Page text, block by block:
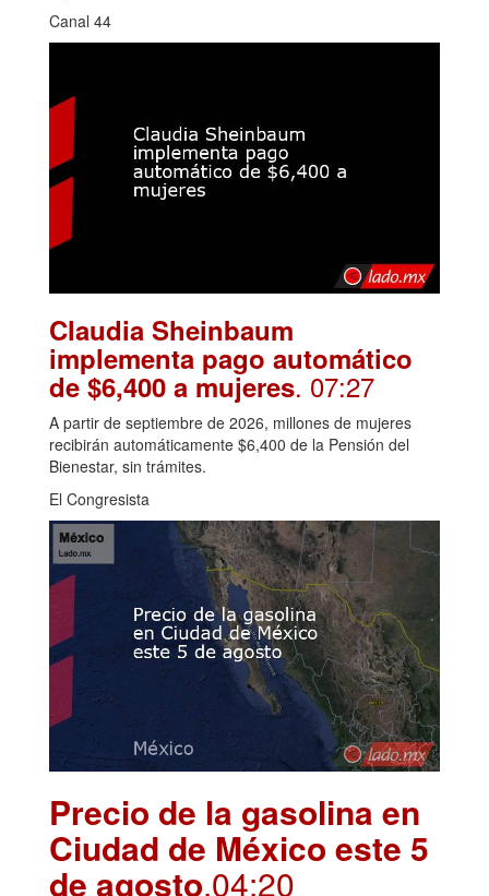
Canal 44
Claudia Sheinbaum
implementa pago automático
de $6,400 a mujeres. 07:27
A partir de septiembre de 2026, millones de mujeres
recibirán automáticamente $6,400 de la Pensión del
Bienestar, sin trámites.
El Congresista
Precio de la gasolina en
Ciudad de México este 5
de agosto.04:20